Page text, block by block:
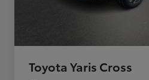
Toyota Yaris Cross